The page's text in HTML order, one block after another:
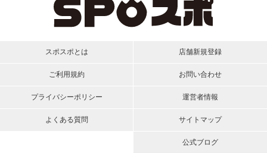
スポスポとは
ご利用規約
プライバシーポリシー
よくある質問
店舗新規登録
お問い合わせ
運営者情報
サイトマップ
公式ブログ